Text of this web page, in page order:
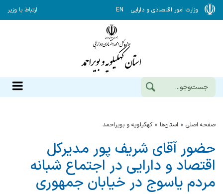
وزارت امور اقتصادی و دارایی EN ارتباط با وزیر
صفحه اصلی استان‌ها كهگيلويه و بويراحمد
حضور آقای شریف پور مدیرکل
اقتصاد و دارایی در اجتماع شبانه
مردم یاسوج در خیابان جمهوری